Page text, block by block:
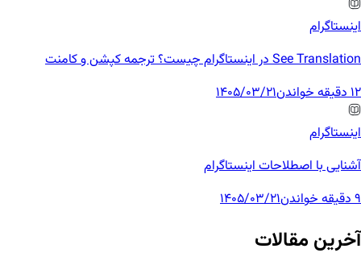
اینستاگرام
See Translation در اینستاگرام چیست؟ ترجمه کپشن و کامنت
12 دقیقه خواندن
1405/03/21
اینستاگرام
آشنایی با اصطلاحات اینستاگرام
9 دقیقه خواندن
1405/03/21
آخرین مقالات